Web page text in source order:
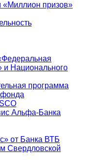
«Миллион призов»
и Национального
программа
Альфа-Банка
от Банка ВТБ
Свердловской